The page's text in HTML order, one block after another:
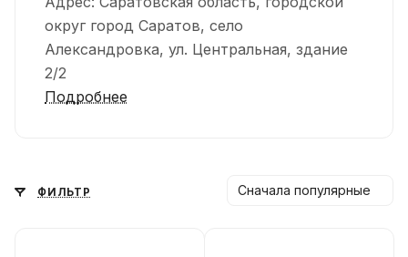
округ город Саратов, село
Александровка, ул. Центральная, здание
2/2
Подробнее
ФИЛЬТР Сначала популярные